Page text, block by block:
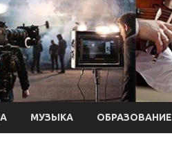
МУЗЫКА ОБРАЗОВАНИЕ